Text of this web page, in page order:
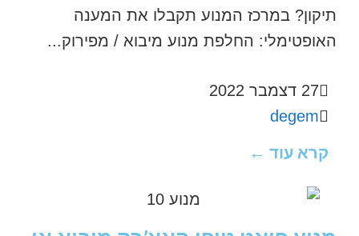
תיקון? במרכז המנוע תקבלו את המענה
האופטימלי: החלפת מנוע מיבוא / מפירוק...
27 דצמבר 2022
degem
קרא עוד ←